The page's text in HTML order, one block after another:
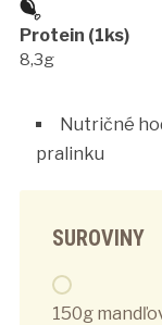
Protein (1ks)
8,3g
Nutričné
pralinku
SUROVINY
150g